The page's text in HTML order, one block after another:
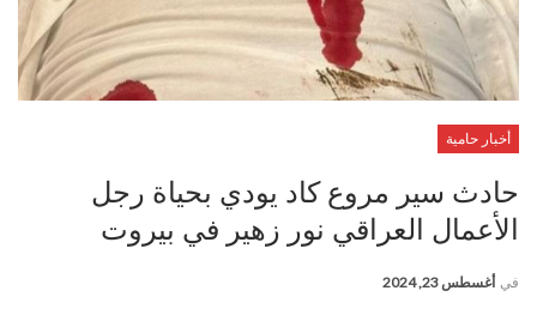
أخبار حامية
‏حادث سير مروع كاد يودي بحياة رجل
الأعمال العراقي نور زهير في بيروت
في أغسطس 23, 2024